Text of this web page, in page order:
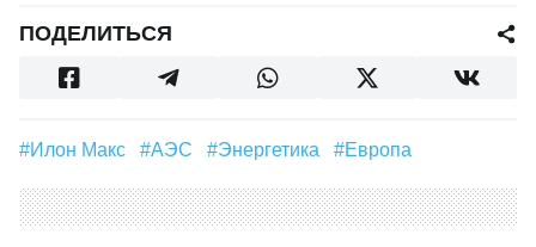
ПОДЕЛИТЬСЯ
#Илон Макс #АЭС #Энергетика #Европа